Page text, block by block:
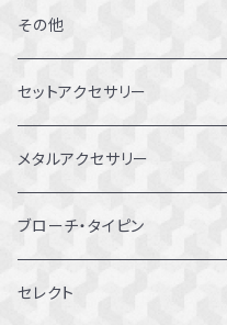
7～7.5号
8～8.5号
9～9.5号
10～10.5号
11～11.5号
その他
セットアクセサリー
メタルアクセサリー
ピアス
リング
ブローチ・タイピン
セレクト